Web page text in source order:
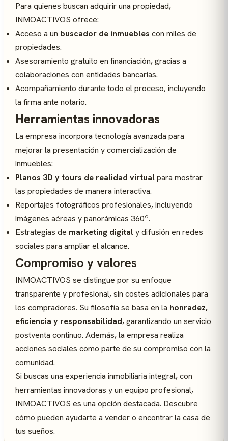
Para quienes buscan adquirir una propiedad,
INMOACTIVOS ofrece:
Acceso a un buscador de inmuebles con miles de
propiedades.
Asesoramiento gratuito en financiación, gracias a
colaboraciones con entidades bancarias.
Acompañamiento durante todo el proceso, incluyendo
la firma ante notario.
Herramientas innovadoras
La empresa incorpora tecnología avanzada para
mejorar la presentación y comercialización de
inmuebles:
Planos 3D y tours de realidad virtualpara mostrar
las propiedades de manera interactiva.
Reportajes fotográficos profesionales, incluyendo
imágenes aéreas y panorámicas 360º.
Estrategias de marketing digitaly difusión en redes
sociales para ampliar el alcance.
Compromiso y valores
INMOACTIVOS se distingue por su enfoque
transparente y profesional, sin costes adicionales para
los compradores. Su filosofía se basa en la honradez,
eficiencia y responsabilidad, garantizando un servicio
postventa continuo. Además, la empresa realiza
acciones sociales como parte de su compromiso con la
comunidad.
Si buscas una experiencia inmobiliaria integral, con
herramientas innovadoras y un equipo profesional,
INMOACTIVOS es una opción destacada. Descubre
cómo pueden ayudarte a vender o encontrar la casa de
tus sueños.